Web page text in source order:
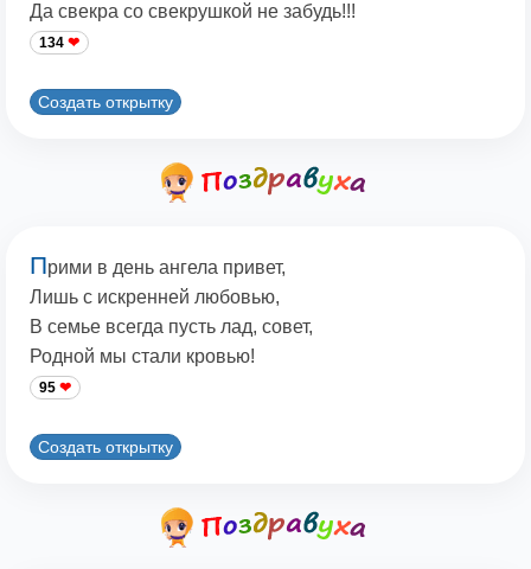
Да свекра со свекрушкой не забудь!!!
134
Создать открытку
Прими в день ангела привет,
Лишь с искренней любовью,
В семье всегда пусть лад, совет,
Родной мы стали кровью!
95
Создать открытку